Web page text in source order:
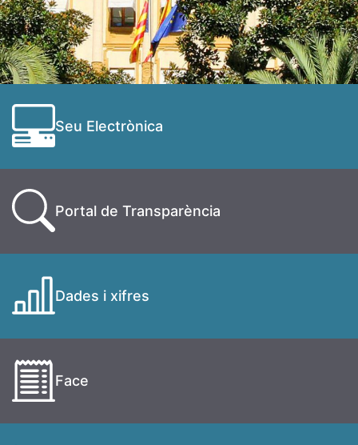
Seu Electrònica
Portal de Transparència
Dades i xifres
Face